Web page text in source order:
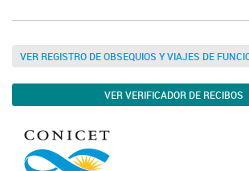
VER REGISTRO DE OBSEQUIOS Y VIAJES DE
VER VERIFICADOR DE RECIBOS